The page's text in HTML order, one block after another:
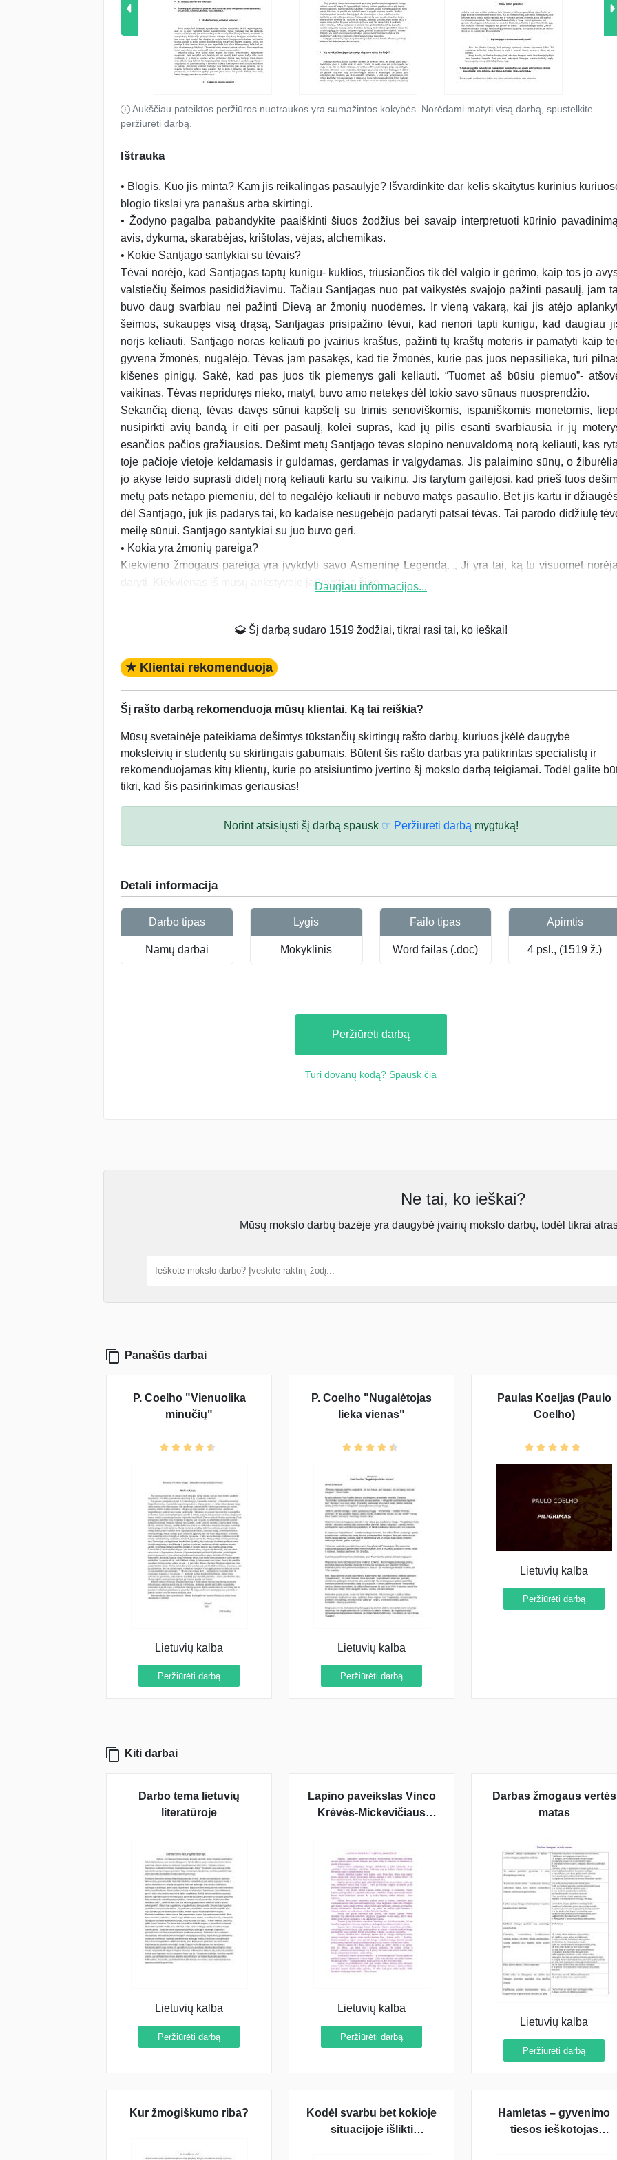
Aukščiau pateiktos peržiūros nuotraukos yra sumažintos kokybės. Norėdami matyti visą darbą, spustelkite
peržiūrėti darbą.
Ištrauka
• Blogis. Kuo jis minta? Kam jis reikalingas pasaulyje? Išvardinkite dar kelis skaitytus kūrinius
blogio tikslai yra panašus arba skirtingi.
• Žodyno pagalba pabandykite paaiškinti šiuos žodžius bei savaip interpretuoti kūrinio
avis, dykuma, skarabėjas, krištolas, vėjas, alchemikas.
• Kokie Santjago santykiai su tėvais?
Tėvai norėjo, kad Santjagas taptų kunigu- kuklios, triūsiančios tik dėl valgio ir gėrimo, kaip tos jo
valstiečių šeimos pasididžiavimu. Tačiau Santjagas nuo pat vaikystės svajojo pažinti pasaulį, jam
buvo daug svarbiau nei pažinti Dievą ar žmonių nuodėmes. Ir vieną vakarą, kai jis atėjo
šeimos, sukaupęs visą drąsą, Santjagas prisipažino tėvui, kad nenori tapti kunigu, kad daugiau
norįs keliauti. Santjago noras keliauti po įvairius kraštus, pažinti tų kraštų moteris ir pamatyti kaip
gyvena žmonės, nugalėjo. Tėvas jam pasakęs, kad tie žmonės, kurie pas juos nepasilieka, turi
kišenes pinigų. Sakė, kad pas juos tik piemenys gali keliauti. “Tuomet aš būsiu piemuo”-
vaikinas. Tėvas nepriduręs nieko, matyt, buvo amo netekęs dėl tokio savo sūnaus nuosprendžio.
Sekančią dieną, tėvas davęs sūnui kapšelį su trimis senoviškomis, ispaniškomis monetomis,
nusipirkti avių bandą ir eiti per pasaulį, kolei supras, kad jų pilis esanti svarbiausia ir jų
esančios pačios gražiausios. Dešimt metų Santjago tėvas slopino nenuvaldomą norą keliauti, kas
toje pačioje vietoje keldamasis ir guldamas, gerdamas ir valgydamas. Jis palaimino sūnų, o
jo akyse leido suprasti didelį norą keliauti kartu su vaikinu. Jis tarytum gailėjosi, kad prieš tuos
metų pats netapo piemeniu, dėl to negalėjo keliauti ir nebuvo matęs pasaulio. Bet jis kartu ir
dėl Santjago, juk jis padarys tai, ko kadaise nesugebėjo padaryti patsai tėvas. Tai parodo didžiulę
meilę sūnui. Santjago santykiai su juo buvo geri.
• Kokia yra žmonių pareiga?
Kiekvieno žmogaus pareiga yra įvykdyti savo Asmeninę Legendą. „ Ji yra tai, ką tu visuomet
daryti. Kiekvienas iš mūsų ankstyvoje jaunystėje žino...
Daugiau informacijos...
Šį darbą sudaro 1519 žodžiai, tikrai rasi tai, ko ieškai!
★ Klientai rekomenduoja
Šį rašto darbą rekomenduoja mūsų klientai. Ką tai reiškia?
Mūsų svetainėje pateikiama dešimtys tūkstančių skirtingų rašto darbų, kuriuos įkėlė daugybė
moksleivių ir studentų su skirtingais gabumais. Būtent šis rašto darbas yra patikrintas specialistų ir
rekomenduojamas kitų klientų, kurie po atsisiuntimo įvertino šį mokslo darbą teigiamai. Todėl galite
tikri, kad šis pasirinkimas geriausias!
Norint atsisiųsti šį darbą spausk ☞ Peržiūrėti darbąmygtuką!
Detali informacija
Darbo tipas
Namų darbai
Lygis
Mokyklinis
Failo tipas
Word failas (.doc)
Apimtis
4 psl., (1519 ž.)
Peržiūrėti darbą
Turi dovanų kodą? Spausk čia
Ne tai, ko ieškai?
Mūsų mokslo darbų bazėje yra daugybė įvairių mokslo darbų, todėl tikrai
Panašūs darbai
P. Coelho "Vienuolika
minučių"
Lietuvių kalba
Peržiūrėti darbą
P. Coelho "Nugalėtojas
lieka vienas"
Lietuvių kalba
Peržiūrėti darbą
Paulas Koeljas (Paulo
Coelho)
Lietuvių kalba
Peržiūrėti darbą
Kiti darbai
Darbo tema lietuvių
literatūroje
Lietuvių kalba
Peržiūrėti darbą
Lapino paveikslas Vinco
Krėvės-Mickevičiaus
Lietuvių kalba
Peržiūrėti darbą
Darbas žmogaus vertės
matas
Lietuvių kalba
Peržiūrėti darbą
Kur žmogiškumo riba?
Kodėl svarbu bet kokioje
situacijoje išlikti
Hamletas – gyvenimo
tiesos ieškotojas